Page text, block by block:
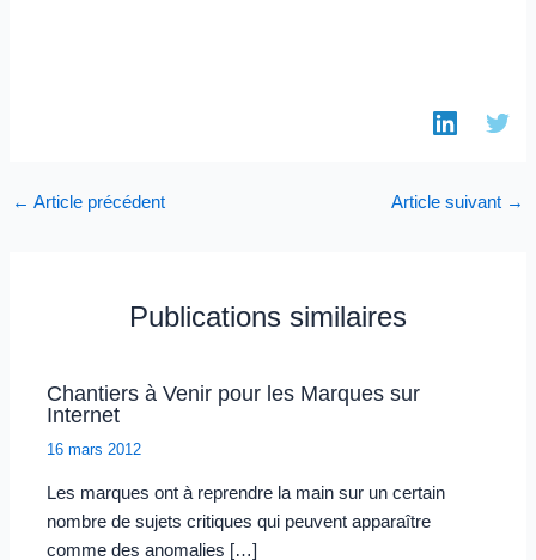
← Article précédent Article suivant →
Publications similaires
Chantiers à Venir pour les Marques sur
Internet
16 mars 2012
Les marques ont à reprendre la main sur un certain
nombre de sujets critiques qui peuvent apparaître
comme des anomalies […]